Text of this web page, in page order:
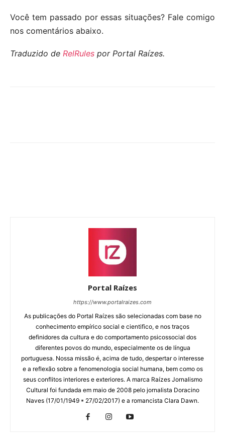
Você tem passado por essas situações? Fale comigo
nos comentários abaixo.
Traduzido de RelRules por Portal Raízes.
Portal Raízes
https://www.portalraizes.com
As publicações do Portal Raízes são selecionadas com base no
conhecimento empírico social e cientifico, e nos traços
definidores da cultura e do comportamento psicossocial dos
diferentes povos do mundo, especialmente os de língua
portuguesa. Nossa missão é, acima de tudo, despertar o interesse
e a reflexão sobre a fenomenologia social humana, bem como os
seus conflitos interiores e exteriores. A marca Raízes Jornalismo
Cultural foi fundada em maio de 2008 pelo jornalista Doracino
Naves (17/01/1949 * 27/02/2017) e a romancista Clara Dawn.